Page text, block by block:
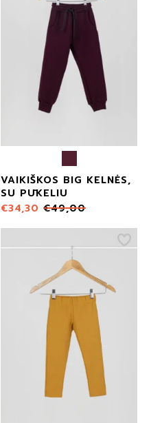
VAIKIŠKOS BIG KELNĖS,
SU PŪKELIU
€34,30 €49,00